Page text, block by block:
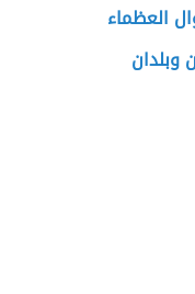
العظماء
وبلدان